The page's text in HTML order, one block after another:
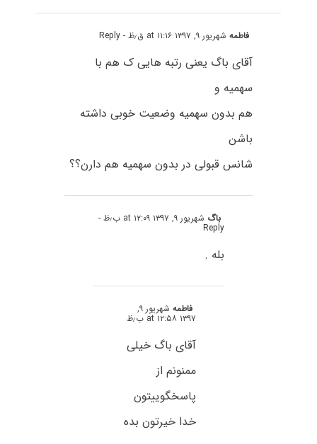
فاطمهشهریور ۹, ۱۳۹۷ at ۱۱:۱۶ ق٫ظ - Reply
آقای باگ یعنی رتبه هایی ک هم با
سهمیه و
هم بدون سهمیه وضعیت خوبی داشته
باشن
شانس قبولی در بدون سهمیه هم دارن؟؟
باگ شهریور ۹, ۱۳۹۷ at ۱۲:۰۹ ب٫ظ -
Reply
بله .
فاطمه شهریور ۹,
۱۳۹۷ at ۱۲:۵۸ ب٫ظ
آقای باگ خیلی
ممنونم از
پاسخگوییتون
خدا خیرتون بده